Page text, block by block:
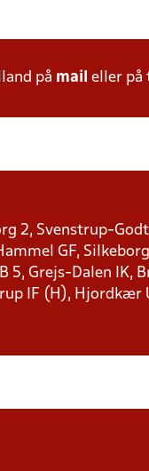
på mail eller på
2, Svenstrup-
GF,
5, Grejs-Dalen IK,
IF (H), Hjordkær